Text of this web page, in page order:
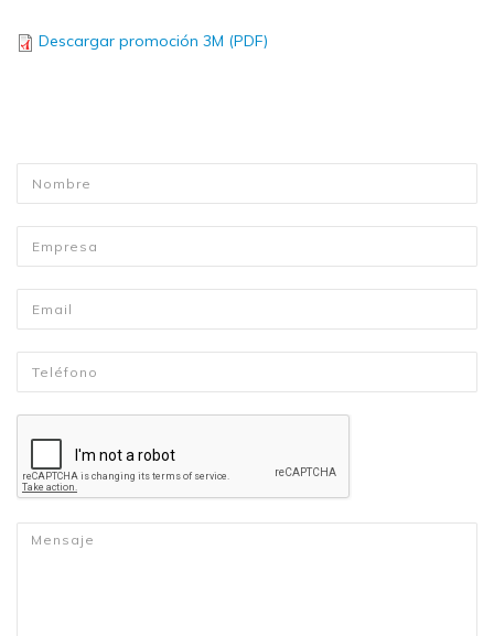
Descargar promoción 3M (PDF)
Nombre
Empresa
Email *
Telefono
Mensaje*